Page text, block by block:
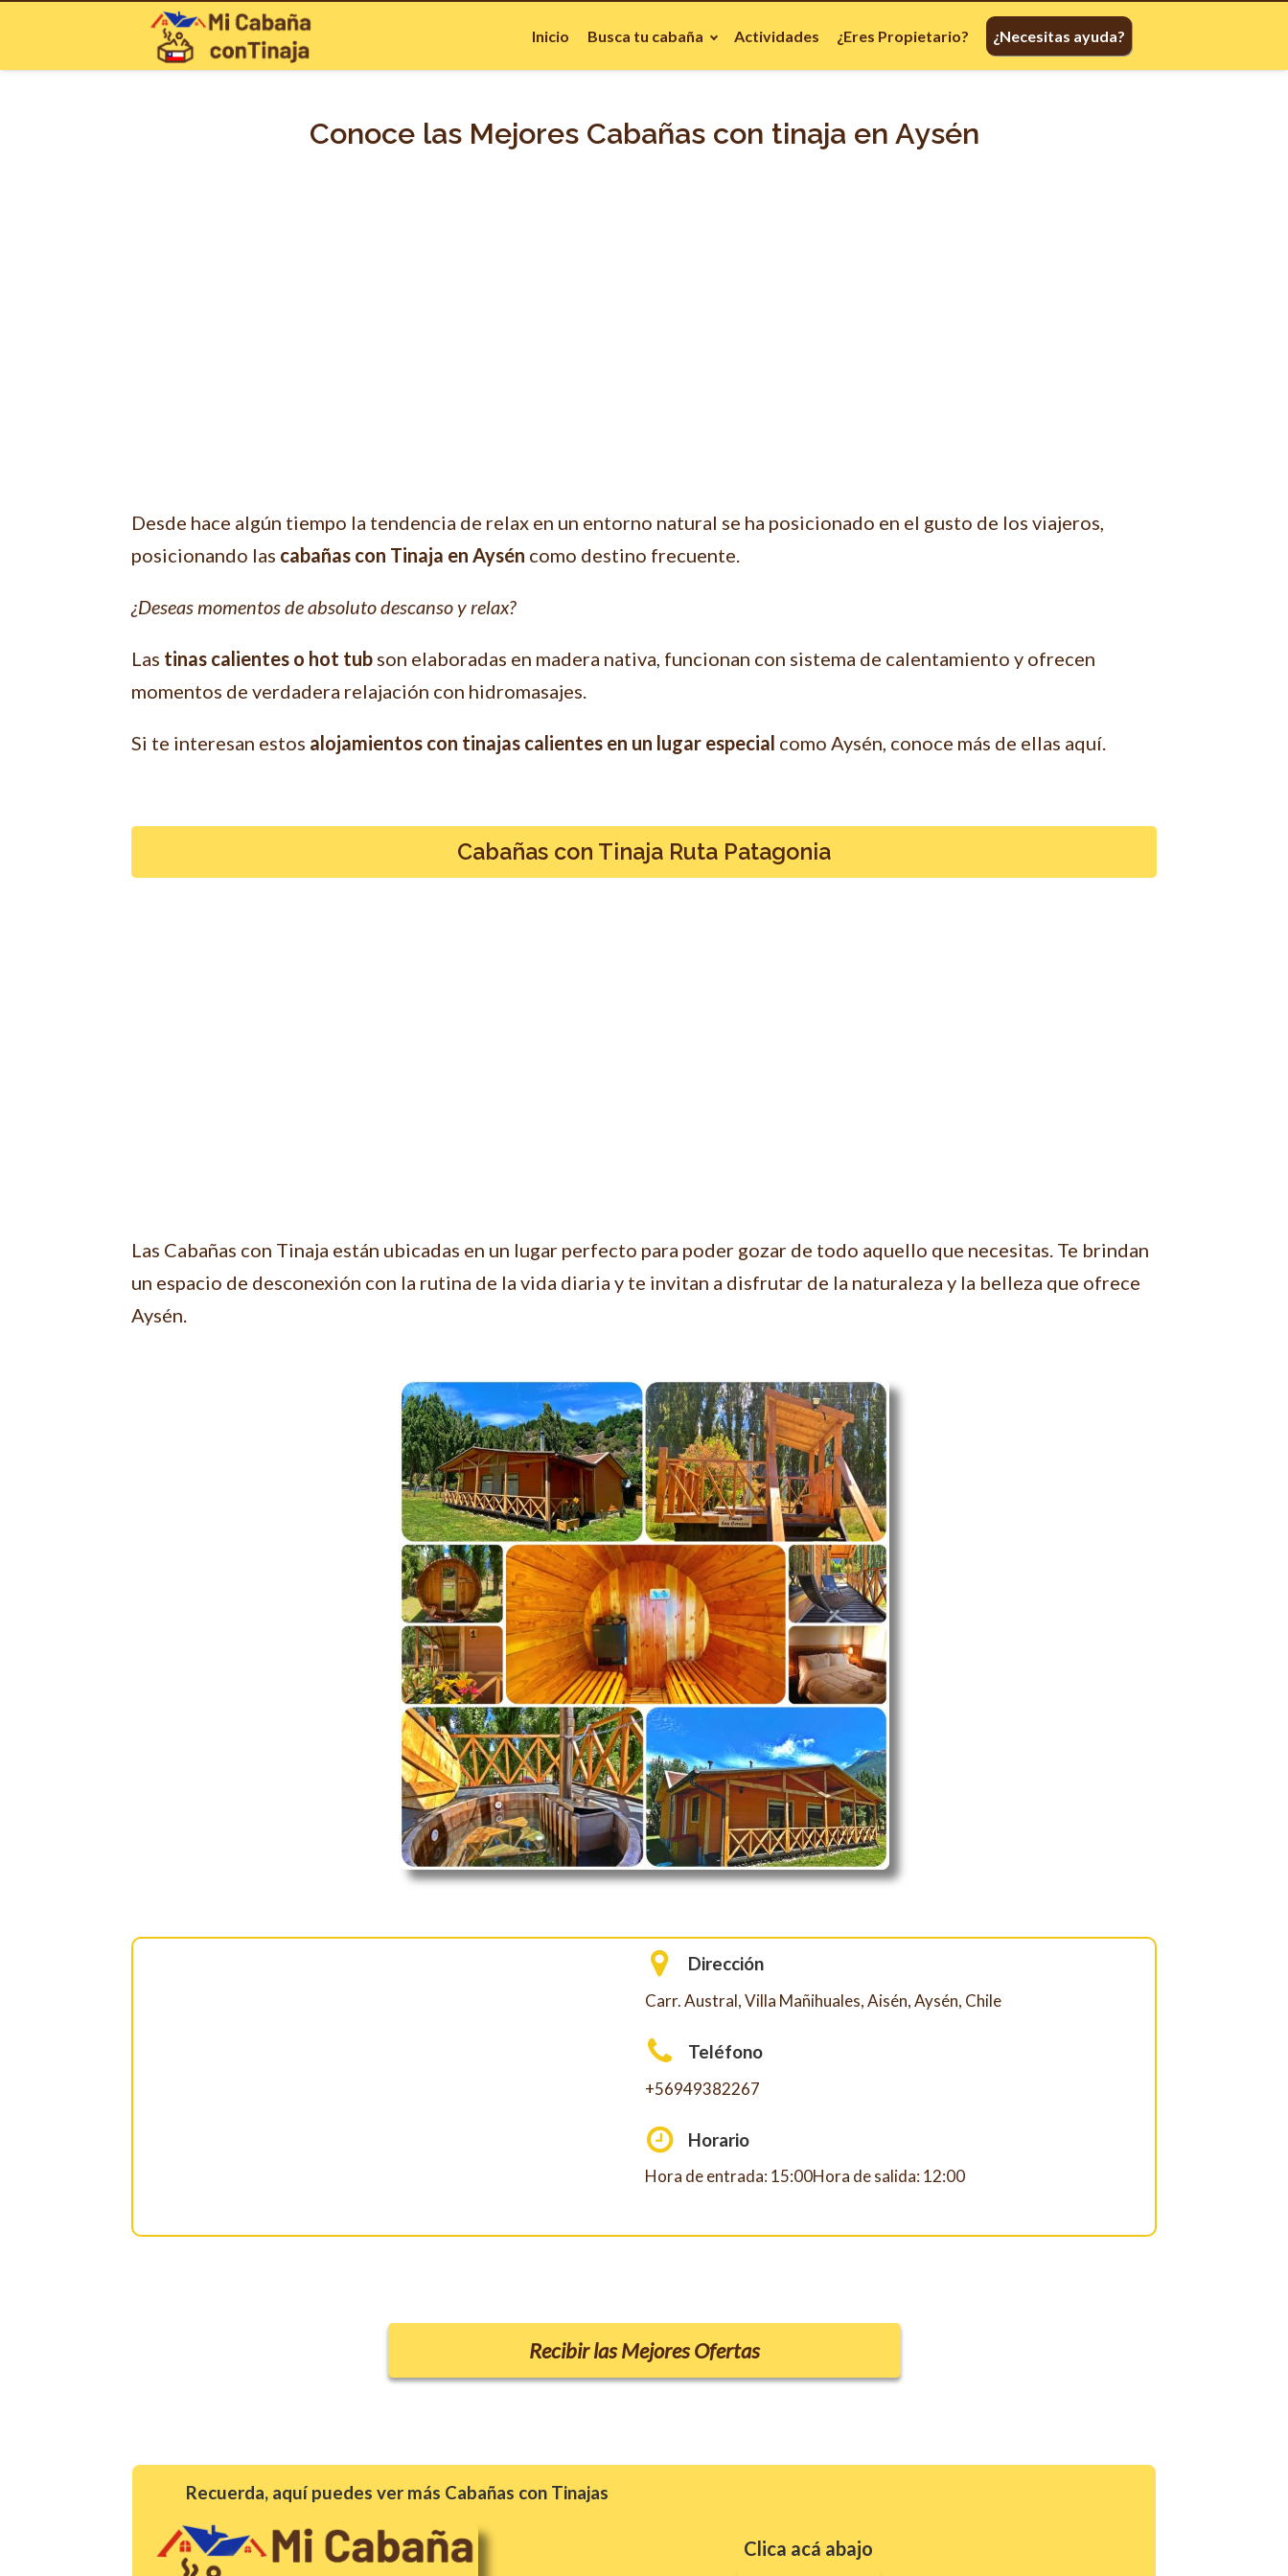
Inicio Busca tu cabaña Actividades ¿Eres Propietario? ¿Necesitas ayuda?
Conoce las Mejores Cabañas con tinaja en Aysén
Desde hace algún tiempo la tendencia de relax en un entorno natural se ha posicionado en el gusto de los viajeros,
posicionando las cabañas con Tinaja en Aysén como destino frecuente.
¿Deseas momentos de absoluto descanso y relax?
Las tinas calientes o hot tub son elaboradas en madera nativa, funcionan con sistema de calentamiento y ofrecen
momentos de verdadera relajación con hidromasajes.
Si te interesan estos alojamientos con tinajas calientes en un lugar especial como Aysén, conoce más de ellas aquí.
Cabañas con Tinaja Ruta Patagonia
Las Cabañas con Tinaja están ubicadas en un lugar perfecto para poder gozar de todo aquello que necesitas. Te brindan
un espacio de desconexión con la rutina de la vida diaria y te invitan a disfrutar de la naturaleza y la belleza que ofrece
Aysén.
Dirección
Carr. Austral, Villa Mañihuales, Aisén, Aysén, Chile
Teléfono
+56949382267
Horario
Hora de entrada: 15:00Hora de salida: 12:00
Recibir las Mejores Ofertas
Recuerda, aquí puedes ver más Cabañas con Tinajas
Clica acá abajo